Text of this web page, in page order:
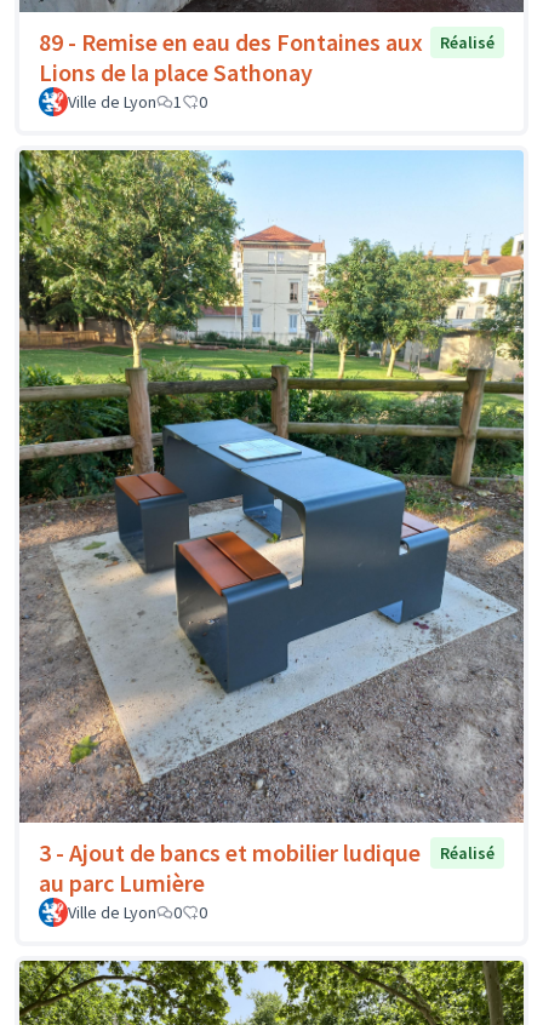
89 - Remise en eau des Fontaines aux
Lions de la place Sathonay
Réalisé
Ville de Lyon 1 0
3 - Ajout de bancs et mobilier ludique
au parc Lumière
Réalisé
Ville de Lyon 0 0